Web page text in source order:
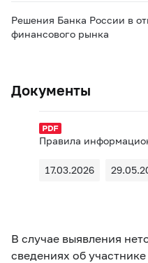
Решения Банка России в
финансового рынка
Документы
Правила
17.03.2026
В случае выявления
сведениях об